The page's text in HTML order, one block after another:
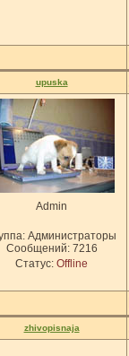
upuska
Admin
Администраторы
Сообщений: 7216
Статус: Offline
zhivopisnaja